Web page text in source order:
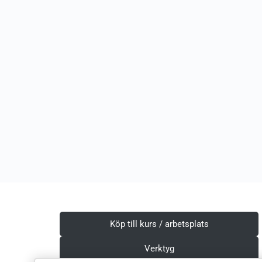
Köp till kurs / arbetsplats
Verktyg